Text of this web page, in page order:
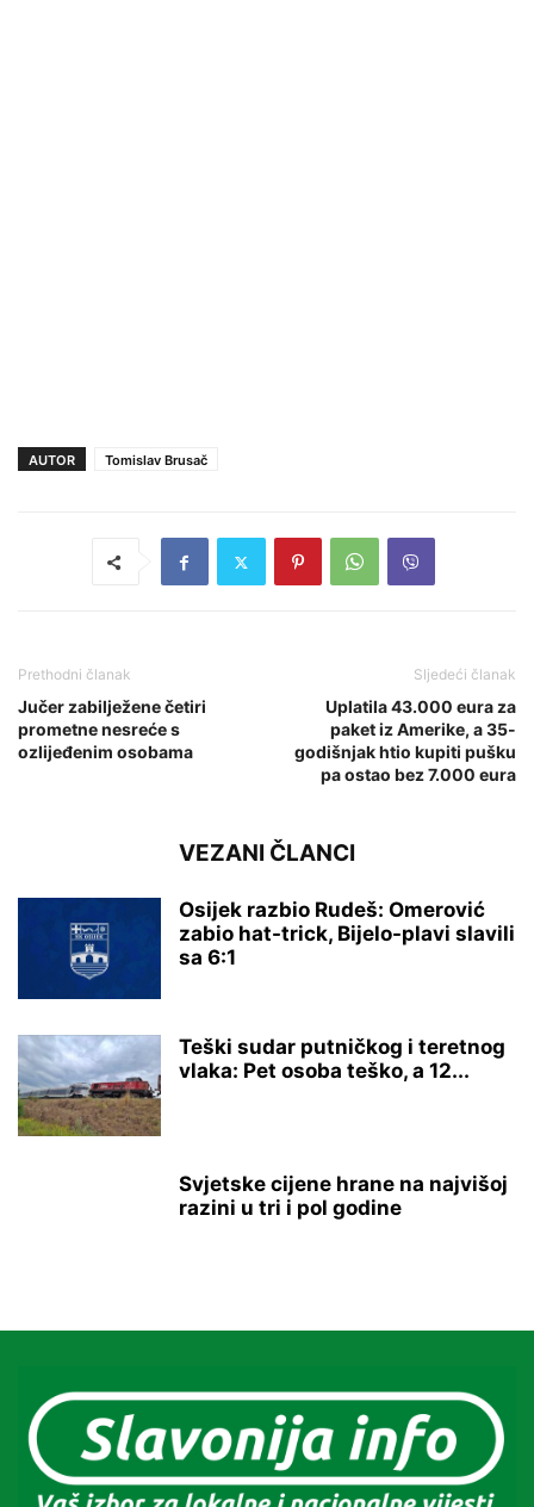
AUTOR Tomislav Brusač
Prethodni članak
Jučer zabilježene četiri
prometne nesreće s
ozlijeđenim osobama
Sljedeći članak
Uplatila 43.000 eura za
paket iz Amerike, a 35-
godišnjak htio kupiti pušku
pa ostao bez 7.000 eura
VEZANI ČLANCI
Osijek razbio Rudeš: Omerović
zabio hat-trick, Bijelo-plavi slavili
sa 6:1
Teški sudar putničkog i teretnog
vlaka: Pet osoba teško, a 12...
Svjetske cijene hrane na najvišoj
razini u tri i pol godine